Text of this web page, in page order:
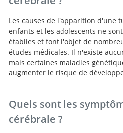
Les causes de l'apparition d'une
enfants et les adolescents ne
établies et font l'objet de
études médicales. Il n'existe
mais certaines maladies
augmenter le risque de
Quels sont les
cérébrale ?